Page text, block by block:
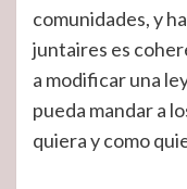
comunidades, y
juntaires es
a modificar una
pueda mandar a
quiera y como